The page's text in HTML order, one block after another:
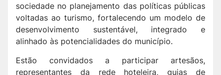
sociedade no planejamento das políticas públicas
voltadas ao turismo, fortalecendo um modelo de
desenvolvimento sustentável, integrado e
alinhado às potencialidades do município.
Estão convidados a participar artesãos,
representantes da rede hoteleira, guias de